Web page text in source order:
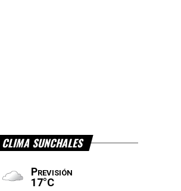
CLIMA SUNCHALES
Previsión
17°C